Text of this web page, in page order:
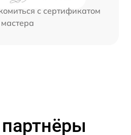
с сертификатом
мастера